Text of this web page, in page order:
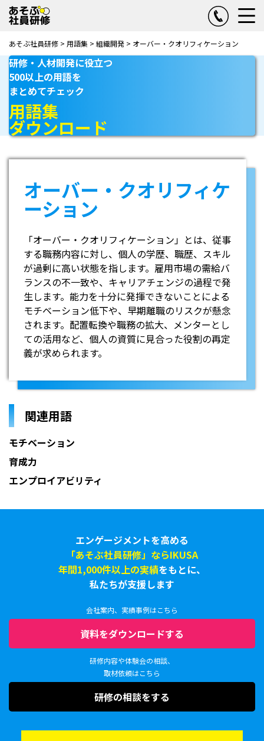
あそぶ社員研修 > 用語集 > 組織開発 > オーバー・クオリフィケーション
研修・人材開発に役立つ
500以上の用語を
まとめてチェック
用語集
ダウンロード
オーバー・クオリフィケ
ーション
「オーバー・クオリフィケーション」とは、従事
する職務内容に対し、個人の学歴、職歴、スキル
が過剰に高い状態を指します。雇用市場の需給バ
ランスの不一致や、キャリアチェンジの過程で発
生します。能力を十分に発揮できないことによる
モチベーション低下や、早期離職のリスクが懸念
されます。配置転換や職務の拡大、メンターとし
ての活用など、個人の資質に見合った役割の再定
義が求められます。
関連用語
モチベーション
育成力
エンプロイアビリティ
エンゲージメントを高める
「あそぶ社員研修」ならIKUSA
年間1,000件以上の実績をもとに、
私たちが支援します
会社案内、実績事例はこちら
資料をダウンロードする
研修内容や体験会の相談、
取材依頼はこちら
研修の相談をする